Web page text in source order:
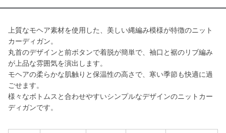
上質なモヘア素材を使用した、美しい縄編み模様が特徴のニット
カーディガン。
丸首のデザインと前ボタンで着脱が簡単で、袖口と裾のリブ編み
が上品な雰囲気を演出します。
モヘアの柔らかな肌触りと保温性の高さで、寒い季節も快適に過
ごせます。
様々なボトムスと合わせやすいシンプルなデザインのニットカー
ディガンです。